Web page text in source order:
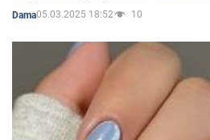
Dama05.03.2025 18:52 10